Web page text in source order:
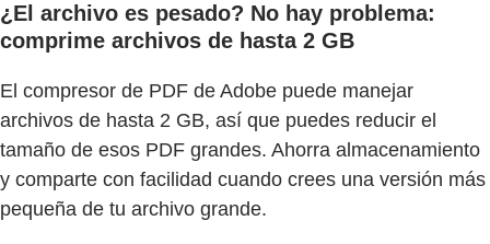
¿El archivo es pesado? No hay problema:
comprime archivos de hasta 2 GB
El compresor de PDF de Adobe puede manejar
archivos de hasta 2 GB, así que puedes reducir el
tamaño de esos PDF grandes. Ahorra almacenamiento
y comparte con facilidad cuando crees una versión más
pequeña de tu archivo grande.